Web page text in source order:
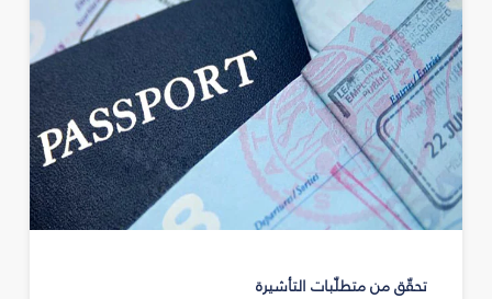
تحقّق من متطلّبات التأشيرة